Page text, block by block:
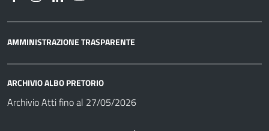
AMMINISTRAZIONE TRASPARENTE
ARCHIVIO ALBO PRETORIO
Archivio Atti fino al 27/05/2026